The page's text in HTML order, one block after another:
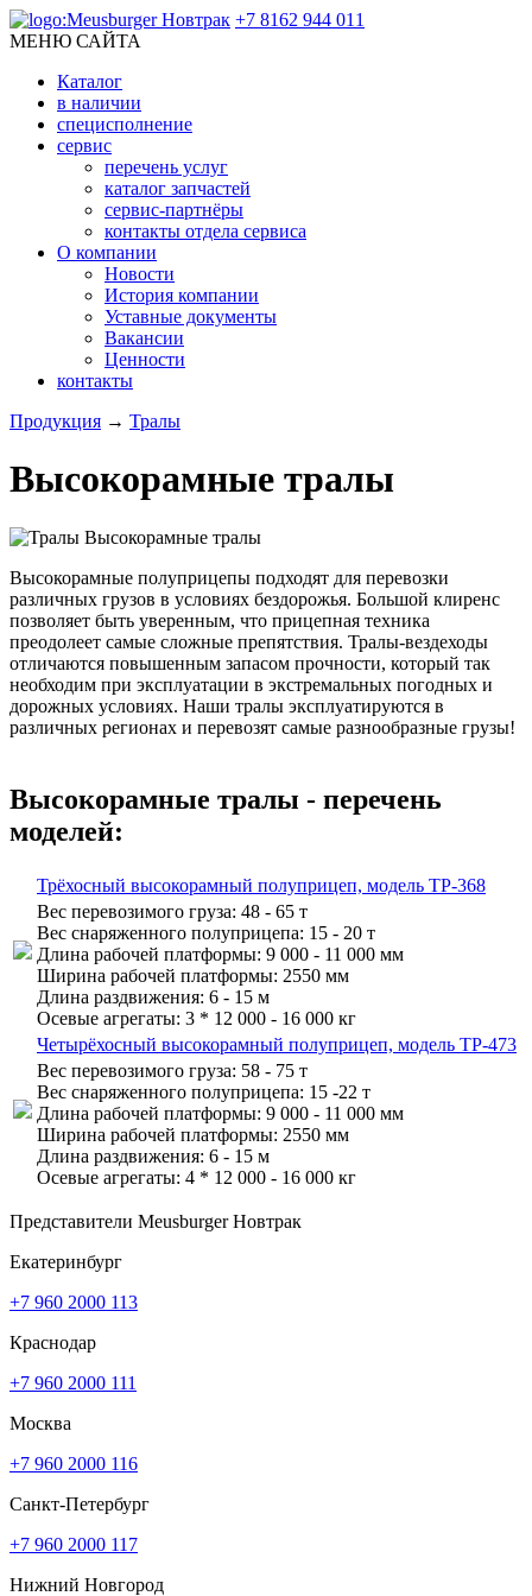
+7 8162 944 011
МЕНЮ САЙТА
Каталог
в наличии
специсполнение
сервис
перечень услуг
каталог запчастей
сервис-партнёры
контакты отдела сервиса
О компании
Новости
История компании
Уставные документы
Вакансии
Ценности
контакты
Продукция → Тралы
Высокорамные тралы
Высокорамные полуприцепы подходят для перевозки
различных грузов в условиях бездорожья. Большой клиренс
позволяет быть уверенным, что прицепная техника
преодолеет самые сложные препятствия. Тралы-вездеходы
отличаются повышенным запасом прочности, который так
необходим при эксплуатации в экстремальных погодных и
дорожных условиях. Наши тралы эксплуатируются в
различных регионах и перевозят самые разнообразные грузы!
Высокорамные тралы - перечень
моделей:
Трёхосный высокорамный полуприцеп, модель TP-368
Вес перевозимого груза: 48 - 65 т
Вес снаряженного полуприцепа: 15 - 20 т
Длина рабочей платформы: 9 000 - 11 000 мм
Ширина рабочей платформы: 2550 мм
Длина раздвижения: 6 - 15 м
Осевые агрегаты: 3 * 12 000 - 16 000 кг
Четырёхосный высокорамный полуприцеп, модель TP-473
Вес перевозимого груза: 58 - 75 т
Вес снаряженного полуприцепа: 15 -22 т
Длина рабочей платформы: 9 000 - 11 000 мм
Ширина рабочей платформы: 2550 мм
Длина раздвижения: 6 - 15 м
Осевые агрегаты: 4 * 12 000 - 16 000 кг
Представители Meusburger Новтрак
Екатеринбург
+7 960 2000 113
Краснодар
+7 960 2000 111
Москва
+7 960 2000 116
Санкт-Петербург
+7 960 2000 117
Нижний Новгород